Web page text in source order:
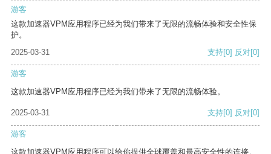
游客
这款加速器VPM应用程序已经为我们带来了无限的流畅体验和安全性保
护。
2025-03-31
支持[0] 反对[0]
游客
这款加速器VPM应用程序已经为我们带来了无限的流畅体验。
2025-03-31 支持[0] 反对[0]
游客
这款加速器VPM应用程序可以给你提供全球覆盖和最高安全性的连接。